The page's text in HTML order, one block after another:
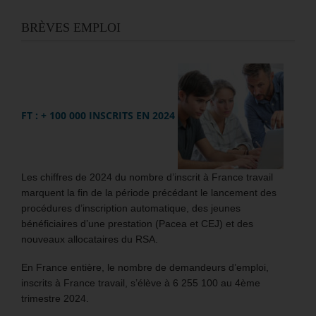
BRÈVES EMPLOI
FT : + 100 000 INSCRITS EN 2024
Les chiffres de 2024 du nombre d’inscrit à France travail
marquent la fin de la période précédant le lancement des
procédures d’inscription automatique, des jeunes
bénéficiaires d’une prestation (Pacea et CEJ) et des
nouveaux allocataires du RSA.
En France entière, le nombre de demandeurs d’emploi,
inscrits à France travail, s’élève à 6 255 100 au 4ème
trimestre 2024.